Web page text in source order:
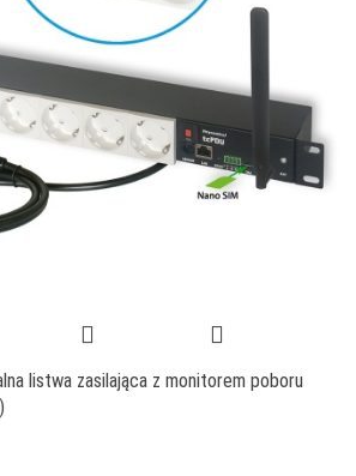
listwa zasilająca z monitorem poboru